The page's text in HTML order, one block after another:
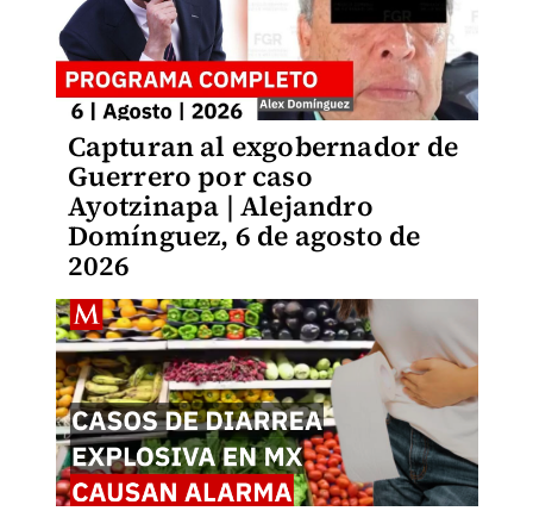
Capturan al exgobernador de
Guerrero por caso
Ayotzinapa | Alejandro
Domínguez, 6 de agosto de
2026